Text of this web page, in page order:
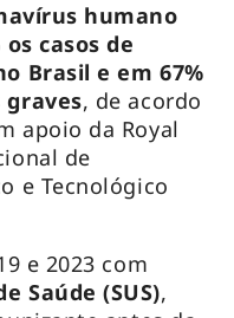
humano
os casos de
Brasil e em 67%
graves, de acordo
apoio da Royal
de
e Tecnológico
e 2023 com
Saúde (SUS),